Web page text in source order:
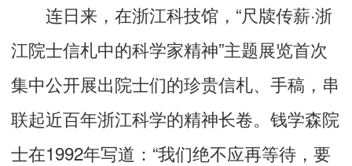
连日来，在浙江科技馆，“尺牍传薪·浙
江院士信札中的科学家精神”主题展览首次
集中公开展出院士们的珍贵信札、手稿，串
联起近百年浙江科学的精神长卷。钱学森院
士在1992年写道：“我们绝不应再等待，要